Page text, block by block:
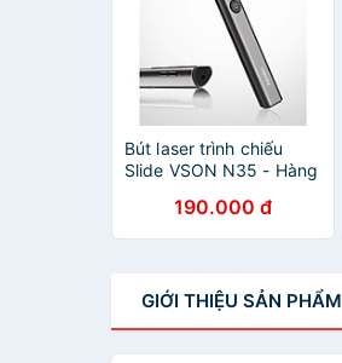
Bút laser trình chiếu
Slide VSON N35 - Hàng
190.000 đ
GIỚI THIỆU SẢN PHẨM